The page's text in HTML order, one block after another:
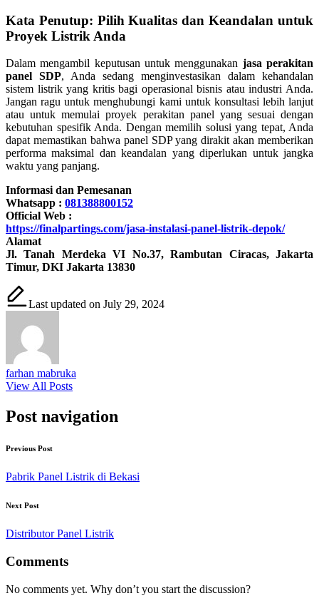
Kata Penutup: Pilih Kualitas dan Keandalan untuk
Proyek Listrik Anda
Dalam mengambil keputusan untuk menggunakan jasa perakitan
panel SDP, Anda sedang menginvestasikan dalam kehandalan
sistem listrik yang kritis bagi operasional bisnis atau industri Anda.
Jangan ragu untuk menghubungi kami untuk konsultasi lebih lanjut
atau untuk memulai proyek perakitan panel yang sesuai dengan
kebutuhan spesifik Anda. Dengan memilih solusi yang tepat, Anda
dapat memastikan bahwa panel SDP yang dirakit akan memberikan
performa maksimal dan keandalan yang diperlukan untuk jangka
waktu yang panjang.
Informasi dan Pemesanan
Whatsapp : 081388800152
Official Web :
https://finalpartings.com/jasa-instalasi-panel-listrik-depok/
Alamat
Jl. Tanah Merdeka VI No.37, Rambutan Ciracas, Jakarta
Timur, DKI Jakarta 13830
Last updated on July 29, 2024
farhan mabruka
View All Posts
Post navigation
Previous Post
Pabrik Panel Listrik di Bekasi
Next Post
Distributor Panel Listrik
Comments
No comments yet. Why don’t you start the discussion?